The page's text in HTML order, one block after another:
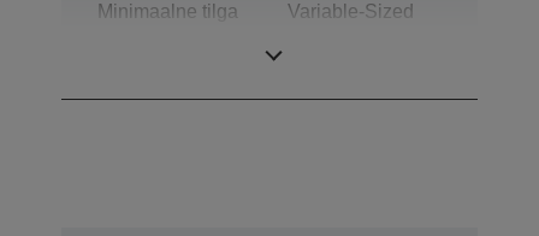
Minimaalne tilga
Variable-Sized